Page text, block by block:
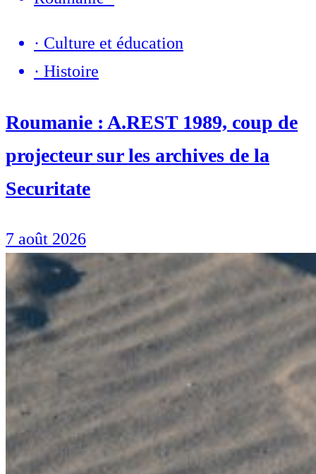
· Culture et éducation
· Histoire
Roumanie : A.REST 1989, coup de
projecteur sur les archives de la
Securitate
7 août 2026